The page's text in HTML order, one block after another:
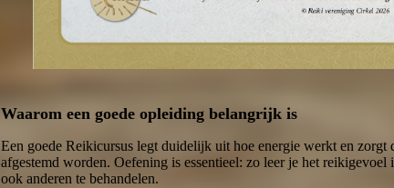
Waarom een goede opleiding belangrijk is
Een goede Reikicursus legt duidelijk uit hoe energie werkt en zorgt
afgestemd worden. Oefening is essentieel: zo leer je het
ook anderen te behandelen.